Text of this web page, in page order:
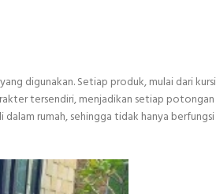
digunakan. Setiap produk, mulai dari
tersendiri, menjadikan setiap
rumah, sehingga tidak hanya